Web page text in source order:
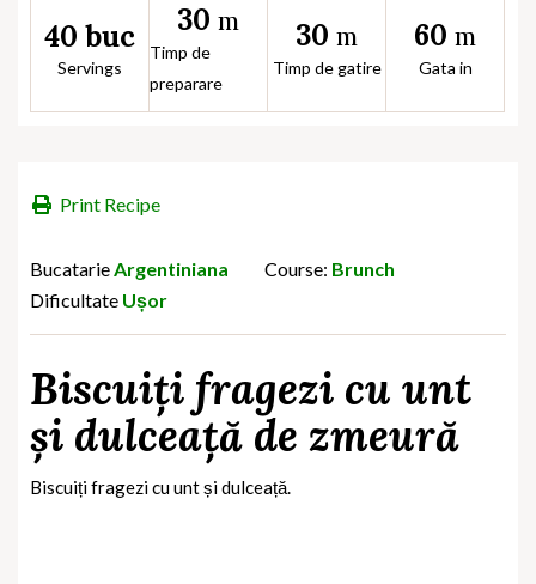
40 buc
Servings
30 m
Timp de
preparare
30 m
Timp de gatire
60 m
Gata in
Print Recipe
BucatarieArgentiniana Course: Brunch
Dificultate Ușor
Biscuiți fragezi cu unt
și dulceață de zmeură
Biscuiți fragezi cu unt și dulceață.